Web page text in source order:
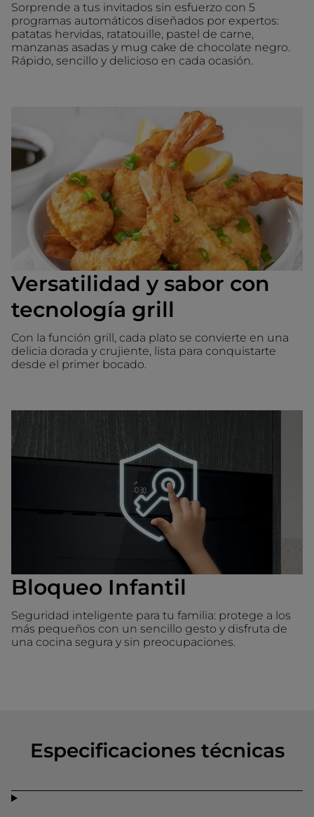
Sorprende a tus invitados sin esfuerzo con 5
programas automáticos diseñados por expertos:
patatas hervidas, ratatouille, pastel de carne,
manzanas asadas y mug cake de chocolate negro.
Rápido, sencillo y delicioso en cada ocasión.
Versatilidad y sabor con
tecnología grill
Con la función grill, cada plato se convierte en una
delicia dorada y crujiente, lista para conquistarte
desde el primer bocado.
Bloqueo Infantil
Seguridad inteligente para tu familia: protege a los
más pequeños con un sencillo gesto y disfruta de
una cocina segura y sin preocupaciones.
Especificaciones técnicas